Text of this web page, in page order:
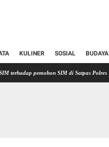
KULINER SOSIAL BUDAYA
SIM di Satpas Polres Karangasem